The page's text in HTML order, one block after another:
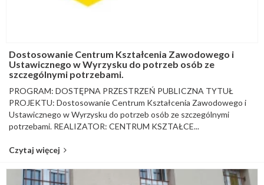
Dostosowanie Centrum Kształcenia Zawodowego i
Ustawicznego w Wyrzysku do potrzeb osób ze
szczególnymi potrzebami.
PROGRAM: DOSTĘPNA PRZESTRZEŃ PUBLICZNA TYTUŁ
PROJEKTU: Dostosowanie Centrum Kształcenia Zawodowego i
Ustawicznego w Wyrzysku do potrzeb osób ze szczególnymi
potrzebami. REALIZATOR: CENTRUM KSZTAŁCE...
Czytaj więcej